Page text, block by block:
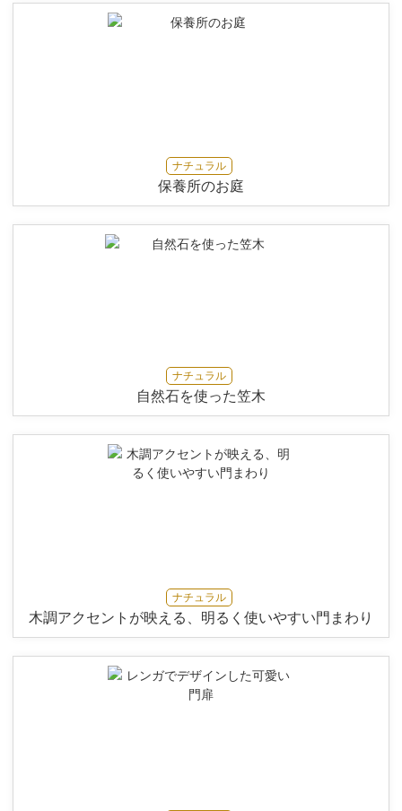
ナチュラル
保養所のお庭
ナチュラル
自然石を使った笠木
ナチュラル
木調アクセントが映える、明るく使いやすい門まわり